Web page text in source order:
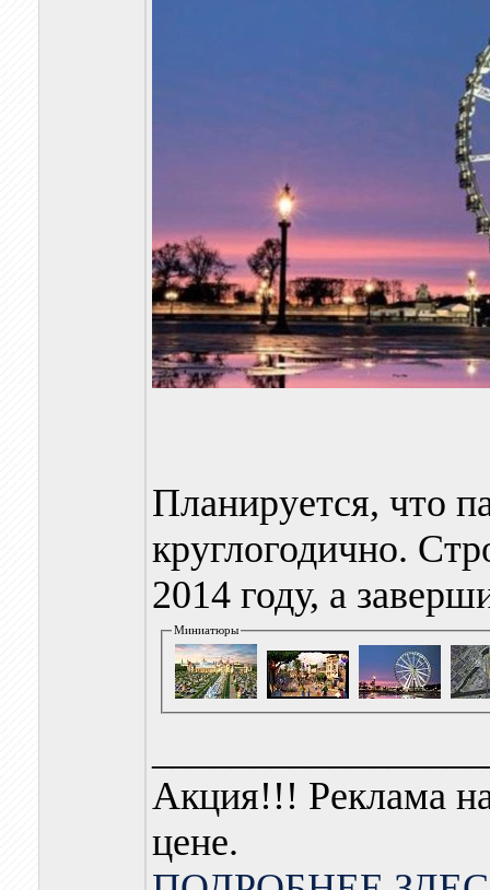
Планируется, что
круглогодично.
2014 году, а
Миниатюры
Акция!!! Реклама
цене.